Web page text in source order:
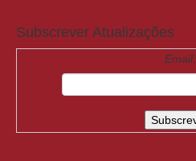
Subscrever Atualizações
Email: